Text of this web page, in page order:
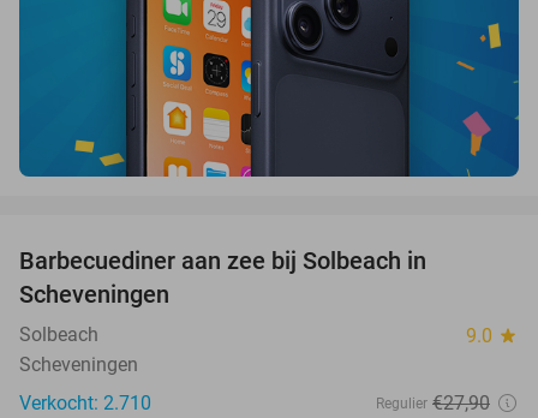
Barbecuediner aan zee bij Solbeach in
Scheveningen
Solbeach 9.0 star
Scheveningen
Verkocht: 2.710
Regulier €27,90